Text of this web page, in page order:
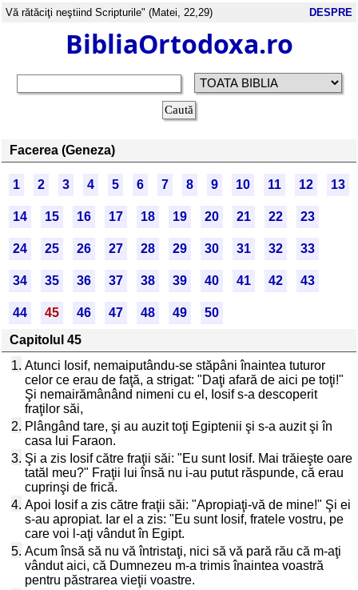
Vă rătăciţi neştiind Scripturile" (Matei, 22,29) DESPRE
BibliaOrtodoxa.ro
Facerea (Geneza)
1 2 3 4 5 6 7 8 9 10 11 12 13
14 15 16 17 18 19 20 21 22 23
24 25 26 27 28 29 30 31 32 33
34 35 36 37 38 39 40 41 42 43
44 45 46 47 48 49
50
Capitolul 45
1. Atunci Iosif, nemaiputându-se stăpâni înaintea tuturor
celor ce erau de faţă, a strigat: "Daţi afară de aici pe toţi!"
Şi nemairămânând nimeni cu el, Iosif s-a descoperit
fraţilor săi,
2. Plângând tare, şi au auzit toţi Egiptenii şi s-a auzit şi în
casa lui Faraon.
3. Şi a zis Iosif către fraţii săi: "Eu sunt Iosif. Mai trăieşte oare
tatăl meu?" Fraţii lui însă nu i-au putut răspunde, că erau
cuprinşi de frică.
4. Apoi Iosif a zis către fraţii săi: "Apropiaţi-vă de mine!" Şi ei
s-au apropiat. Iar el a zis: "Eu sunt Iosif, fratele vostru, pe
care voi l-aţi vândut în Egipt.
5. Acum însă să nu vă întristaţi, nici să vă pară rău că m-aţi
vândut aici, că Dumnezeu m-a trimis înaintea voastră
pentru păstrarea vieţii voastre.